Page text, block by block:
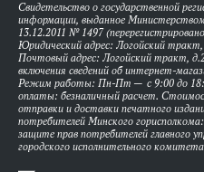
Свидетельство о государственной
информации, выданное
13.12.2011 № 1497
Юридический адрес: Логойский
Почтовый адрес: Логойский тракт,
включения сведений об интернет-
Режим работы: Пн-Пт — с 9:00 до
оплаты: безналичный расчет.
отправки и доставки печатного
потребителей Минского
защите прав потребителей главного
городского исполнительного